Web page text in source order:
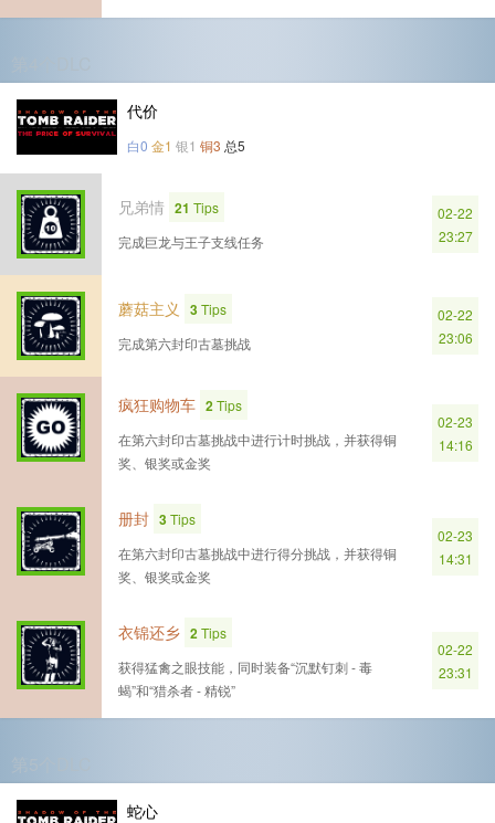
代价
白0 金1 银1 铜3 总5
兄弟情 21 Tips
完成巨龙与王子支线任务
02-22
23:27
蘑菇主义 3Tips
完成第六封印古墓挑战
02-22
23:06
疯狂购物车 2Tips
在第六封印古墓挑战中进行计时挑战，并获得铜
奖、银奖或金奖
02-23
14:16
册封 3Tips
在第六封印古墓挑战中进行得分挑战，并获得铜
奖、银奖或金奖
02-23
14:31
衣锦还乡 2Tips
获得猛禽之眼技能，同时装备“沉默钉刺 - 毒
蝎”和“猎杀者 - 精锐”
02-22
23:31
蛇心